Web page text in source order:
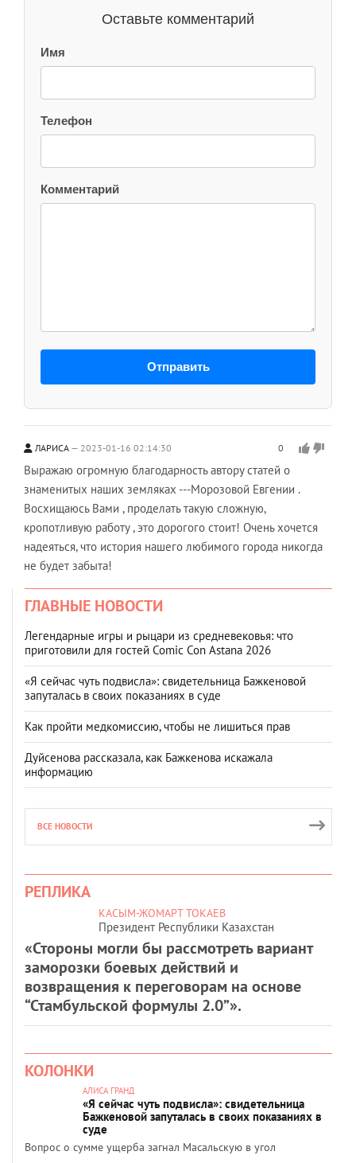
Оставьте комментарий
Имя
Телефон
Комментарий
Отправить
ЛАРИСА 2023-01-16 02:14:30 0
Выражаю огромную благодарность автору статей о
знаменитых наших земляках ---Морозовой Евгении .
Восхищаюсь Вами , проделать такую сложную,
кропотливую работу , это дорогого стоит! Очень хочется
надеяться, что история нашего любимого города никогда
не будет забыта!
ГЛАВНЫЕ НОВОСТИ
Легендарные игры и рыцари из средневековья: что
приготовили для гостей Comic Con Astana 2026
«Я сейчас чуть подвисла»: свидетельница Бажкеновой
запуталась в своих показаниях в суде
Как пройти медкомиссию, чтобы не лишиться прав
Дуйсенова рассказала, как Бажкенова искажала
информацию
ВСЕ НОВОСТИ
РЕПЛИКА
КАСЫМ-ЖОМАРТ ТОКАЕВ
Президент Республики Казахстан
«Стороны могли бы рассмотреть вариант
заморозки боевых действий и
возвращения к переговорам на основе
“Стамбульской формулы 2.0”».
КОЛОНКИ
АЛИСА ГРАНД
«Я сейчас чуть подвисла»: свидетельница
Бажкеновой запуталась в своих показаниях в
суде
Вопрос о сумме ущерба загнал Масальскую в угол